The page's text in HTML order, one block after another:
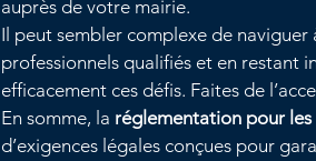
auprès de votre mairie.
Il peut sembler complexe de
professionnels qualifiés et en restant
efficacement ces défis. Faites de
En somme, la réglementation pour
d’exigences légales conçues pour